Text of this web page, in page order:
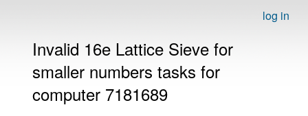
log in
Invalid 16e Lattice Sieve for
smaller numbers tasks for
computer 7181689